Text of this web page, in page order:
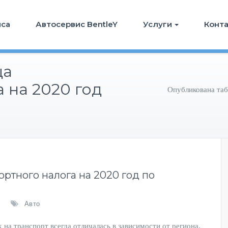
Автосервис BentleY Услуги
на 2020 год
Опубликована
налога на 2020 год по
Авто
транспорт всегда отличалась в зависимости от региона.